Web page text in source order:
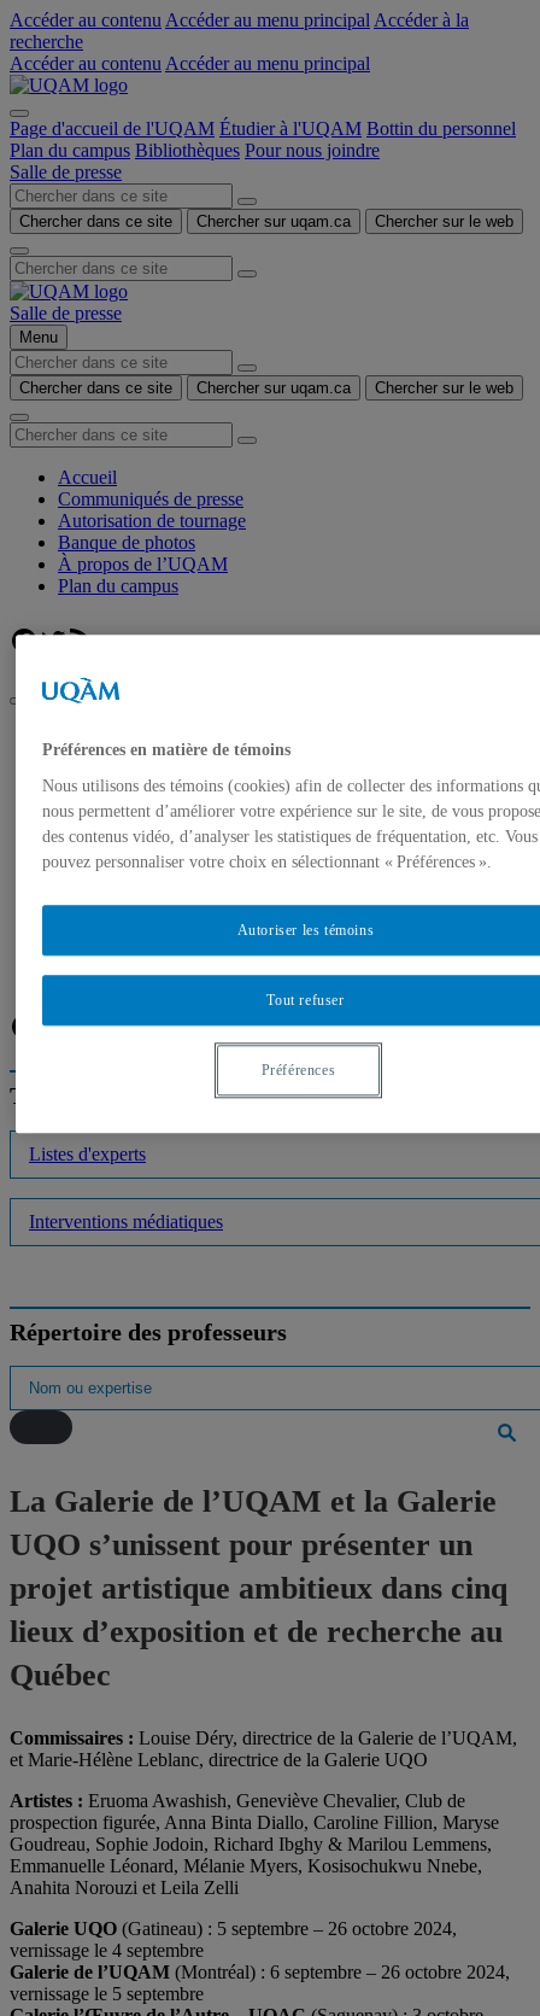
Accéder au contenu Accéder au menu principal Accéder à la
recherche
Accéder au contenu Accéder au menu principal
Page d'accueil de l'UQAM Étudier à l'UQAM Bottin du personnel
Plan du campus Bibliothèques Pour nous joindre
Salle de presse
Chercher dans ce site Chercher sur uqam.ca Chercher sur le web
Salle de presse
Menu
Chercher dans ce site Chercher sur uqam.ca Chercher sur le web
Accueil
Communiqués de presse
Autorisation de tournage
Banque de photos
À propos de l’UQAM
Plan du campus
Facebook
Twitter
Flux RSS
Salle de presse
La Galerie de l’UQAM et la Galerie UQO s’unissent pour
présenter un projet artistique ambitieux dans cinq lieux
d’exposition et de recherche au Québec
Accueil
Autorisation de tournage
Plan du campus
Facebook
Twitter
Flux RSS
Trouver un expert
Listes d'experts
Interventions médiatiques
Répertoire des professeurs
La Galerie de l’UQAM et la Galerie
UQO s’unissent pour présenter un
projet artistique ambitieux dans cinq
lieux d’exposition et de recherche au
Québec
Commissaires : Louise Déry, directrice de la Galerie de l’UQAM,
et Marie-Hélène Leblanc, directrice de la Galerie UQO
Artistes : Eruoma Awashish, Geneviève Chevalier, Club de
prospection figurée, Anna Binta Diallo, Caroline Fillion, Maryse
Goudreau, Sophie Jodoin, Richard Ibghy & Marilou Lemmens,
Emmanuelle Léonard, Mélanie Myers, Kosisochukwu Nnebe,
Anahita Norouzi et Leila Zelli
Galerie UQO (Gatineau) : 5 septembre – 26 octobre 2024,
vernissage le 4 septembre
Galerie de l’UQAM (Montréal) : 6 septembre – 26 octobre 2024,
vernissage le 5 septembre
Préférences en matière de témoins
Nous utilisons des témoins (cookies) afin de collecter des informations
nous permettent d’améliorer votre expérience sur le site, de vous
des contenus vidéo, d’analyser les statistiques de fréquentation, etc. Vous
pouvez personnaliser votre choix en sélectionnant « Préférences ».
Tout refuser
Autoriser les témoins
Préférences